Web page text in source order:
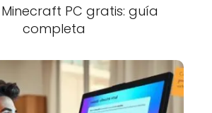
PC gratis: guía
completa